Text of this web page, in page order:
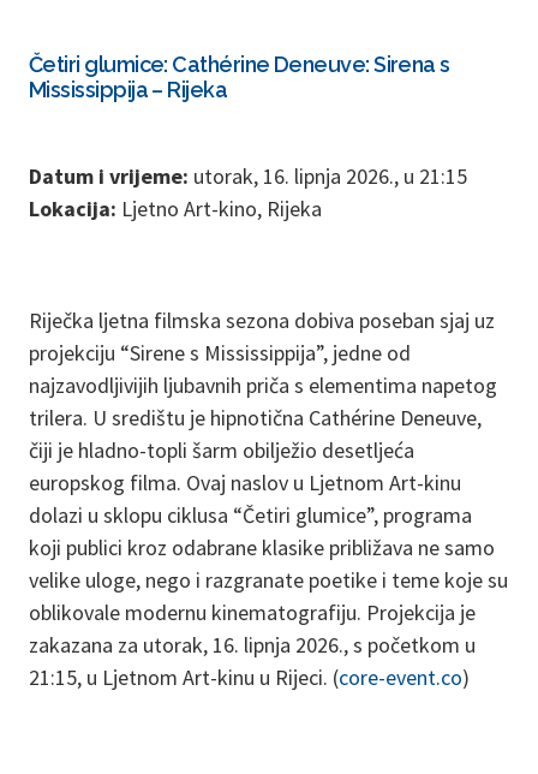
Četiri glumice: Cathérine Deneuve: Sirena s
Mississippija – Rijeka
Datum i vrijeme: utorak, 16. lipnja 2026., u 21:15
Lokacija: Ljetno Art-kino, Rijeka
Riječka ljetna filmska sezona dobiva poseban sjaj uz
projekciju “Sirene s Mississippija”, jedne od
najzavodljivijih ljubavnih priča s elementima napetog
trilera. U središtu je hipnotična Cathérine Deneuve,
čiji je hladno-topli šarm obilježio desetljeća
europskog filma. Ovaj naslov u Ljetnom Art-kinu
dolazi u sklopu ciklusa “Četiri glumice”, programa
koji publici kroz odabrane klasike približava ne samo
velike uloge, nego i razgranate poetike i teme koje su
oblikovale modernu kinematografiju. Projekcija je
zakazana za utorak, 16. lipnja 2026., s početkom u
21:15, u Ljetnom Art-kinu u Rijeci. (core-event.co)